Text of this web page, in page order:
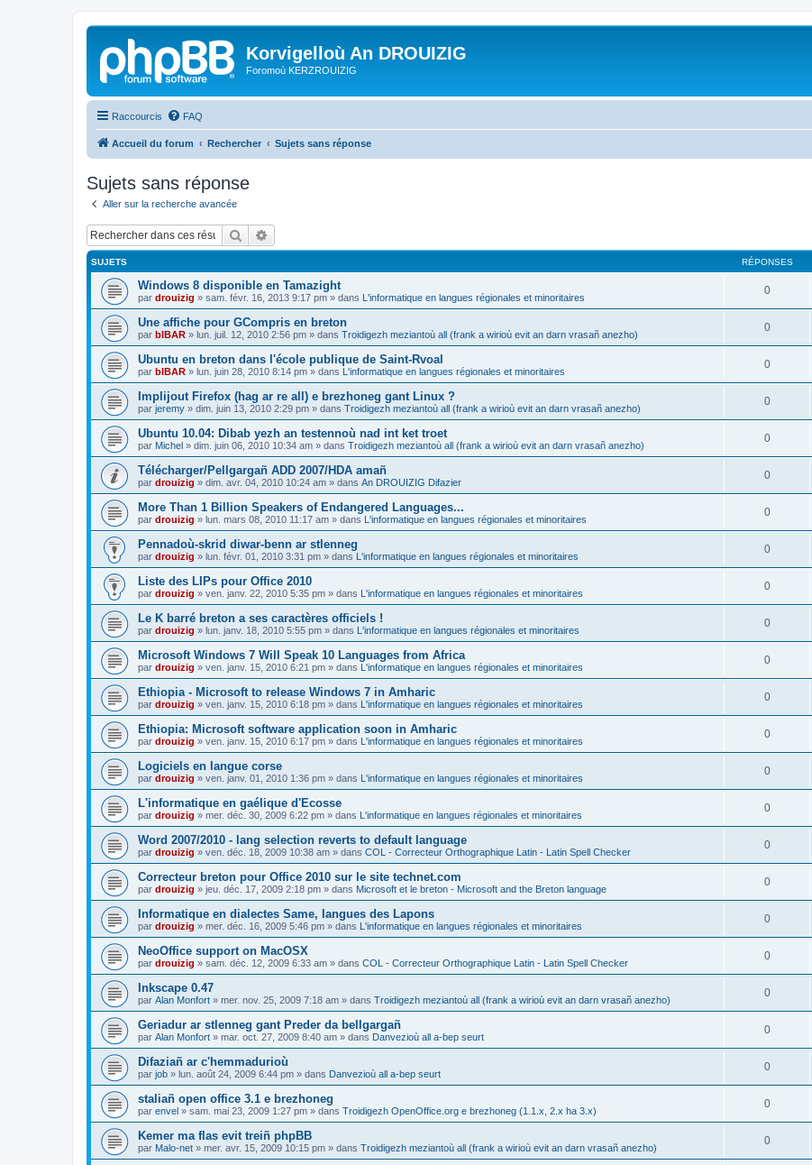
Korvigelloù An DROUIZIG
Foromoù KERZROUIZIG
Raccourcis FAQ
Accueil du forum Rechercher Sujets sans réponse
Sujets sans réponse
Aller sur la recherche avancée
Rechercher
SUJETS RÉPONSES
Windows 8 disponible en Tamazight
par drouizig » sam. févr. 16, 2013 9:17 pm » dans L'informatique en langues régionales et minoritaires
0
Une affiche pour GCompris en breton
par bIBAR » lun. juil. 12, 2010 2:56 pm » dans Troidigezh meziantoù all (frank a wirioù evit an darn vrasañ anezho)
0
Ubuntu en breton dans l'école publique de Saint-Rvoal
par bIBAR » lun. juin 28, 2010 8:14 pm » dans L'informatique en langues régionales et minoritaires
0
Implijout Firefox (hag ar re all) e brezhoneg gant Linux ?
par jeremy » dim. juin 13, 2010 2:29 pm » dans Troidigezh meziantoù all (frank a wirioù evit an darn vrasañ anezho)
0
Ubuntu 10.04: Dibab yezh an testennoù nad int ket troet
par Michel » dim. juin 06, 2010 10:34 am » dans Troidigezh meziantoù all (frank a wirioù evit an darn vrasañ anezho)
0
Télécharger/Pellgargañ ADD 2007/HDA amañ
par drouizig » dim. avr. 04, 2010 10:24 am » dans An DROUIZIG Difazier
0
More Than 1 Billion Speakers of Endangered Languages...
par drouizig » lun. mars 08, 2010 11:17 am » dans L'informatique en langues régionales et minoritaires
0
Pennadoù-skrid diwar-benn ar stlenneg
par drouizig » lun. févr. 01, 2010 3:31 pm » dans L'informatique en langues régionales et minoritaires
0
Liste des LIPs pour Office 2010
par drouizig » ven. janv. 22, 2010 5:35 pm » dans L'informatique en langues régionales et minoritaires
0
Le K barré breton a ses caractères officiels !
par drouizig » lun. janv. 18, 2010 5:55 pm » dans L'informatique en langues régionales et minoritaires
0
Microsoft Windows 7 Will Speak 10 Languages from Africa
par drouizig » ven. janv. 15, 2010 6:21 pm » dans L'informatique en langues régionales et minoritaires
0
Ethiopia - Microsoft to release Windows 7 in Amharic
par drouizig » ven. janv. 15, 2010 6:18 pm » dans L'informatique en langues régionales et minoritaires
0
Ethiopia: Microsoft software application soon in Amharic
par drouizig » ven. janv. 15, 2010 6:17 pm » dans L'informatique en langues régionales et minoritaires
0
Logiciels en langue corse
par drouizig » ven. janv. 01, 2010 1:36 pm » dans L'informatique en langues régionales et minoritaires
0
L'informatique en gaélique d'Ecosse
par drouizig » mer. déc. 30, 2009 6:22 pm » dans L'informatique en langues régionales et minoritaires
0
Word 2007/2010 - lang selection reverts to default language
par drouizig » ven. déc. 18, 2009 10:38 am » dans COL - Correcteur Orthographique Latin - Latin Spell Checker
0
Correcteur breton pour Office 2010 sur le site technet.com
par drouizig » jeu. déc. 17, 2009 2:18 pm » dans Microsoft et le breton - Microsoft and the Breton language
0
Informatique en dialectes Same, langues des Lapons
par drouizig » mer. déc. 16, 2009 5:46 pm » dans L'informatique en langues régionales et minoritaires
0
NeoOffice support on MacOSX
par drouizig » sam. déc. 12, 2009 6:33 am » dans COL - Correcteur Orthographique Latin - Latin Spell Checker
0
Inkscape 0.47
par Alan Monfort » mer. nov. 25, 2009 7:18 am » dans Troidigezh meziantoù all (frank a wirioù evit an darn vrasañ anezho)
0
Geriadur ar stlenneg gant Preder da bellgargañ
par Alan Monfort » mar. oct. 27, 2009 8:40 am » dans Danvezioù all a-bep seurt
0
Difaziañ ar c'hemmadurioù
par job » lun. août 24, 2009 6:44 pm » dans Danvezioù all a-bep seurt
0
staliañ open office 3.1 e brezhoneg
par envel » sam. mai 23, 2009 1:27 pm » dans Troidigezh OpenOffice.org e brezhoneg (1.1.x, 2.x ha 3.x)
0
Kemer ma flas evit treiñ phpBB
par Malo-net » mer. avr. 15, 2009 10:15 pm » dans Troidigezh meziantoù all (frank a wirioù evit an darn vrasañ anezho)
0